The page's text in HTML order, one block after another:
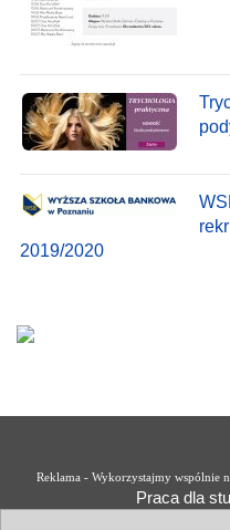
2019/2020
Reklama - Wykorzystajmy wspólnie
Praca dla